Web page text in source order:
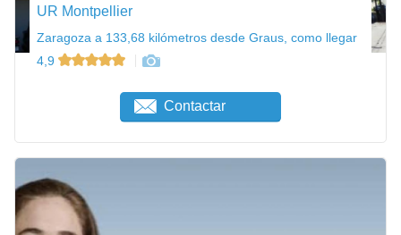
UR Montpellier
Zaragoza a 133,68 kilómetros desde Graus, como llegar
4,9
Contactar